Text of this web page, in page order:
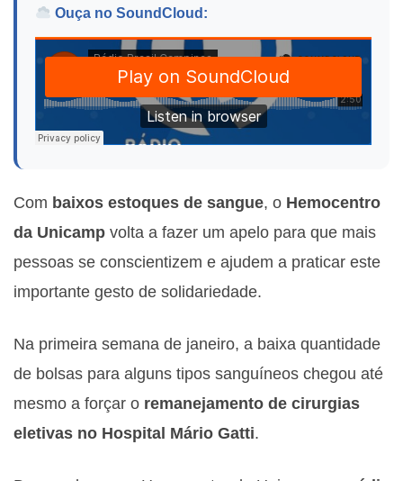
Ouça no SoundCloud:
Com baixos estoques de sangue, o Hemocentro
da Unicamp volta a fazer um apelo para que mais
pessoas se conscientizem e ajudem a praticar este
importante gesto de solidariedade.
Na primeira semana de janeiro, a baixa quantidade
de bolsas para alguns tipos sanguíneos chegou até
mesmo a forçar o remanejamento de cirurgias
eletivas no Hospital Mário Gatti.